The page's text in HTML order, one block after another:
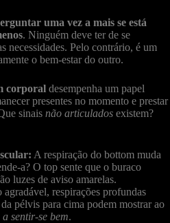
uma vez a mais se está
. Ninguém deve ter de se
necessidades. Pelo contrário, é um
o bem-estar do outro.
corporal desempenha um papel
presentes no momento e prestar
sinais não articulados existem?
A respiração do bottom muda
a? O top sente que o buraco
luzes de aviso amarelas.
respirações profundas
pélvis para cima podem mostrar ao
sentir-se bem.